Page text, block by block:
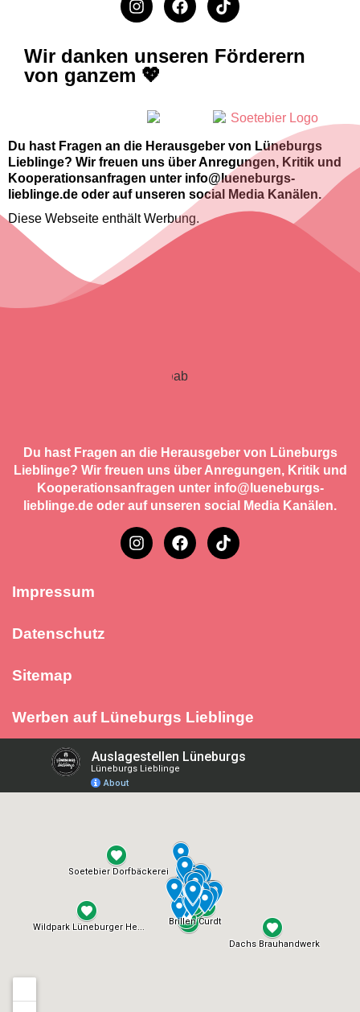
Wir danken unseren Förderern
von ganzem 💖
Du hast Fragen an die Herausgeber von Lüneburgs
Lieblinge? Wir freuen uns über Anregungen, Kritik und
Kooperationsanfragen unter info@lueneburgs-
lieblinge.de oder auf unseren social Media Kanälen.
Diese Webseite enthält Werbung.
Du hast Fragen an die Herausgeber von Lüneburgs
Lieblinge? Wir freuen uns über Anregungen, Kritik und
Kooperationsanfragen unter info@lueneburgs-
lieblinge.de oder auf unseren social Media Kanälen.
Impressum
Datenschutz
Sitemap
Werben auf Lüneburgs Lieblinge